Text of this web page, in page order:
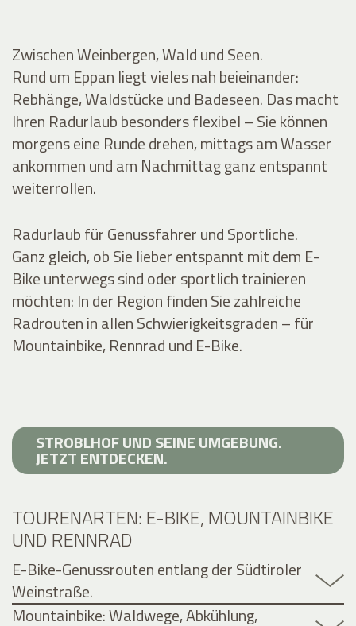
Zwischen Weinbergen, Wald und Seen.
Rund um Eppan liegt vieles nah beieinander:
Rebhänge, Waldstücke und Badeseen. Das macht
Ihren Radurlaub besonders flexibel – Sie können
morgens eine Runde drehen, mittags am Wasser
ankommen und am Nachmittag ganz entspannt
weiterrollen.
Radurlaub für Genussfahrer und Sportliche.
Ganz gleich, ob Sie lieber entspannt mit dem E-
Bike unterwegs sind oder sportlich trainieren
möchten: In der Region finden Sie zahlreiche
Radrouten in allen Schwierigkeitsgraden – für
Mountainbike, Rennrad und E-Bike.
STROBLHOF UND SEINE UMGEBUNG.
JETZT ENTDECKEN.
TOURENARTEN: E-BIKE, MOUNTAINBIKE
UND RENNRAD
E-Bike-Genussrouten entlang der Südtiroler
Weinstraße.
Mountainbike: Waldwege, Abkühlung,